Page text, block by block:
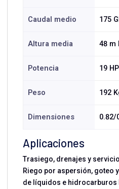
Caudal medio 175
Altura media 48 m
Potencia 19 HP
Peso 192
Dimensiones 0.82/
Aplicaciones
Trasiego, drenajes y
Riego por aspersión, goteo
de líquidos e hidrocarburos